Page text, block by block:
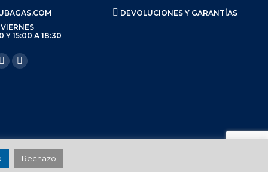
Y 15:00 A 18:30
en:
LinkedinInstagram
DEVOLUCIONES Y GARANTÍAS
de Envíos
Rechazo